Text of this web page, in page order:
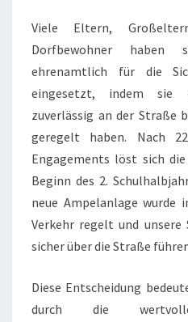
Viele Eltern,
Dorfbewohner
ehrenamtlich für die
eingesetzt, indem sie
zuverlässig an der Straße
geregelt haben. Nach
Engagements löst sich
Beginn des 2.
neue Ampelanlage
Verkehr regelt und unsere
sicher über die Straße
Diese Entscheidung
durch die